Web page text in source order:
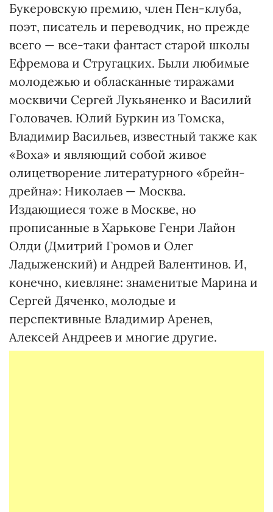
Букеровскую премию, член Пен-клуба,
поэт, писатель и переводчик, но прежде
всего — все-таки фантаст старой школы
Ефремова и Стругацких. Были любимые
молодежью и обласканные тиражами
москвичи Сергей Лукьяненко и Василий
Головачев. Юлий Буркин из Томска,
Владимир Васильев, известный также как
«Воха» и являющий собой живое
олицетворение литературного «брейн-
дрейна»: Николаев — Москва.
Издающиеся тоже в Москве, но
прописанные в Харькове Генри Лайон
Олди (Дмитрий Громов и Олег
Ладыженский) и Андрей Валентинов. И,
конечно, киевляне: знаменитые Марина и
Сергей Дяченко, молодые и
перспективные Владимир Аренев,
Алексей Андреев и многие другие.